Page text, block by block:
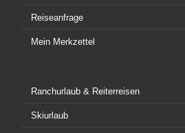
Reiseanfrage
Mein Merkzettel
Ranchurlaub & Reiterreisen
Skiurlaub